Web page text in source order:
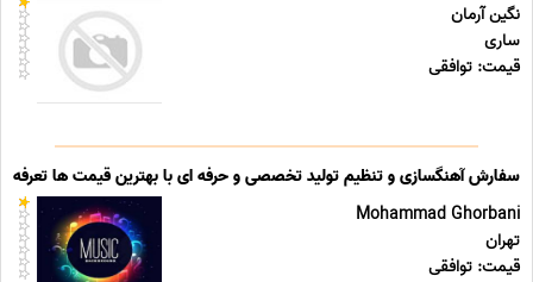
نگین آرمان
ساری
قیمت: توافقی
سفارش آهنگسازی و تنظیم تولید تخصصی و حرفه ای با بهترین قیمت ها تعرفه
Mohammad Ghorbani
تهران
قیمت: توافقی